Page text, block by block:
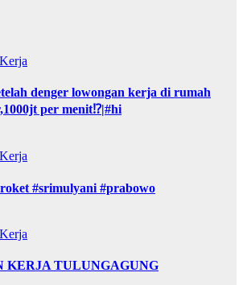
denger lowongan kerja di rumah
per menit⁉️|#hi
#srimulyani #prabowo
KERJA TULUNGAGUNG